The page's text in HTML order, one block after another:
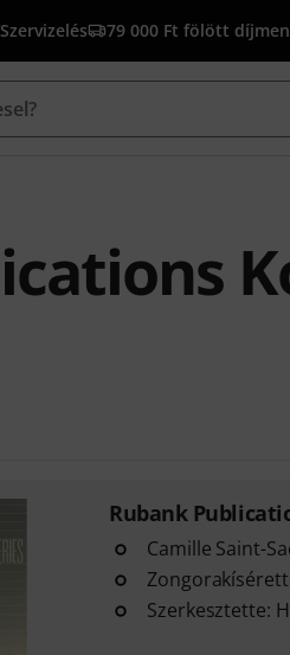
79 000 Ft fölött
Rubank
Camille Saint-
Szerkesztette: